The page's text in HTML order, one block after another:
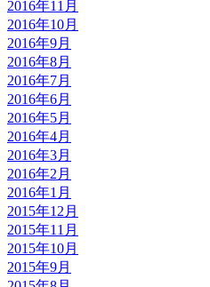
2016年11月
2016年10月
2016年9月
2016年8月
2016年7月
2016年6月
2016年5月
2016年4月
2016年3月
2016年2月
2016年1月
2015年12月
2015年11月
2015年10月
2015年9月